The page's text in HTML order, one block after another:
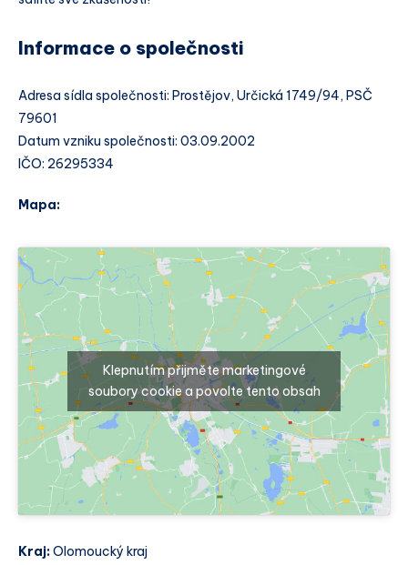
Informace o společnosti
Adresa sídla společnosti: Prostějov, Určická 1749/94, PSČ
79601
Datum vzniku společnosti: 03.09.2002
IČO: 26295334
Mapa:
Klepnutím přijměte marketingové
soubory cookie a povolte tento obsah
Kraj:Olomoucký kraj